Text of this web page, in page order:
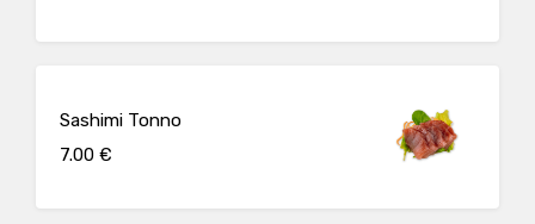
Sashimi Tonno
7.00 €